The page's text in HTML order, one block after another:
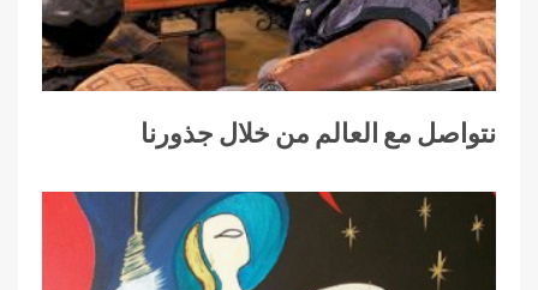
نتواصل مع العالم من خلال جذورنا